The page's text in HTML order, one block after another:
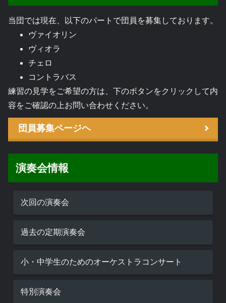
当団では現在、以下のパートで団員を募集しております。
ヴァイオリン
ヴィオラ
チェロ
コントラバス
練習の見学をご希望の方は、下のボタンをクリックして内
容をご確認の上お問い合わせください。
団員募集ページヘ
演奏会情報
次回の演奏会
過去の定期演奏会
小・中学生のためのオーケストラコンサート
特別演奏会